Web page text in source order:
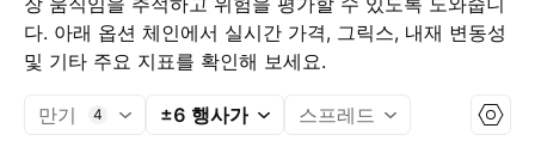
다. 아래 옵션 체인에서 실시간 가격, 그릭스, 내재 변동성
및 기타 주요 지표를 확인해 보세요.
만기 4 ±6 행사가 스프레드